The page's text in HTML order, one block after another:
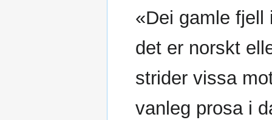
«Dei gamle
det er norskt
strider vissa
vanleg prosa i